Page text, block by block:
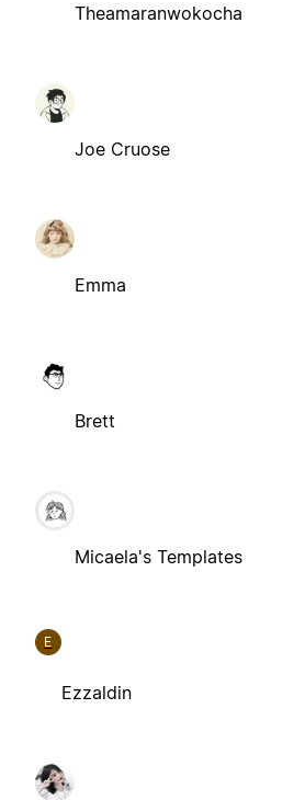
Theamaranwokocha
Joe Cruose
Emma
Brett
Micaela's Templates
E
Ezzaldin